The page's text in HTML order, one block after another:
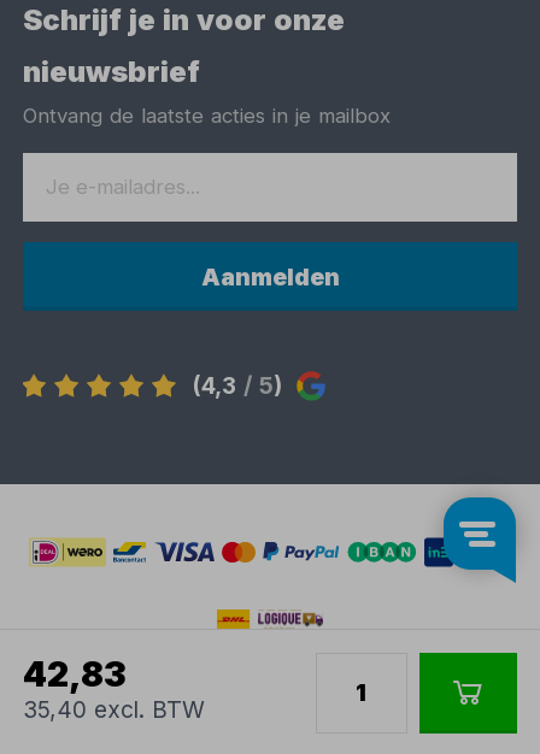
42,83
35,40 excl. BTW
Schrijf je in voor onze
nieuwsbrief
Ontvang de laatste acties in je mailbox
Aanmelden
(4,3 / 5)